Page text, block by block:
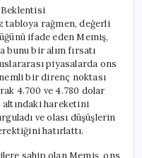
Beklentisi
tabloya rağmen, değerli
ifade eden Memiş,
bunu bir alım fırsatı
piyasalarda ons
bir direnç noktası
4.700 ve 4.780 dolar
altındaki hareketini
ve olası düşüşlerin
hatırlattı.